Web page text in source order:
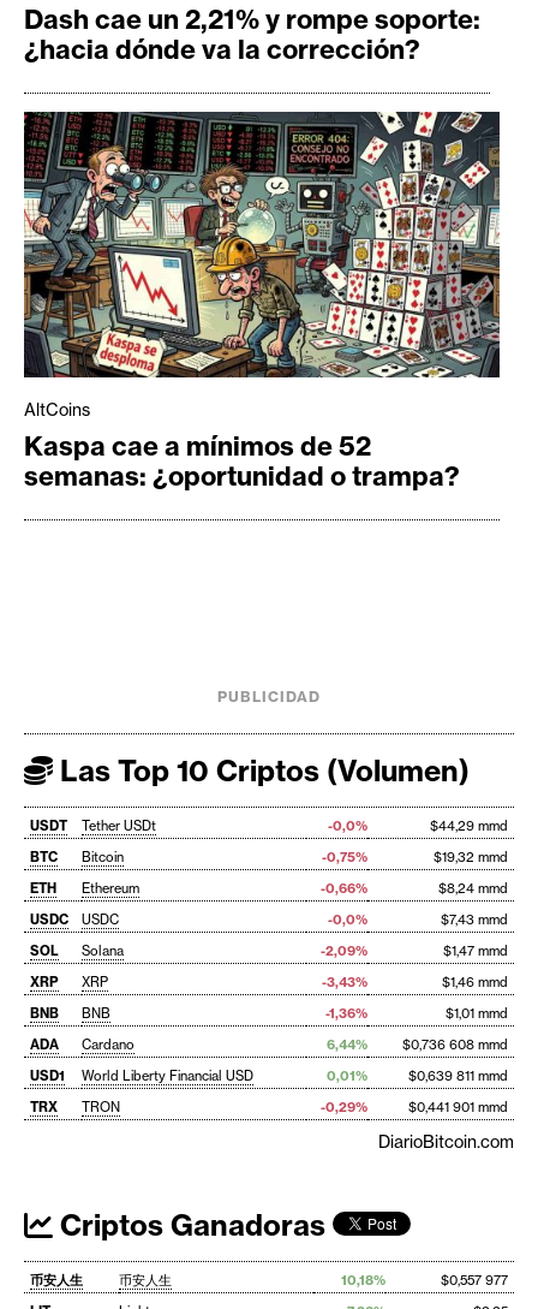
Dash cae un 2,21% y rompe soporte:
¿hacia dónde va la corrección?
AltCoins
Kaspa cae a mínimos de 52
semanas: ¿oportunidad o trampa?
PUBLICIDAD
Las Top 10 Criptos (Volumen)
USDT Tether USDt -0,0%
$44,29 mmd
BTC
Bitcoin -0,75%
$19,32 mmd
ETH
Ethereum -0,66%
$8,24 mmd
USDC
USDC -0,0%
$7,43 mmd
SOL
Solana -2,09%
$1,47 mmd
XRP
XRP -3,43%
$1,46 mmd
BNB
BNB -1,36%
$1,01 mmd
ADA
Cardano 6,44%
$0,736 608 mmd
USD1
World Liberty Financial USD 0,01%
$0,639 811 mmd
TRX
TRON -0,29% $0,441 901 mmd
DiarioBitcoin.com
Criptos Ganadoras
币安人生 币安人生 10,18%
$0,557 977